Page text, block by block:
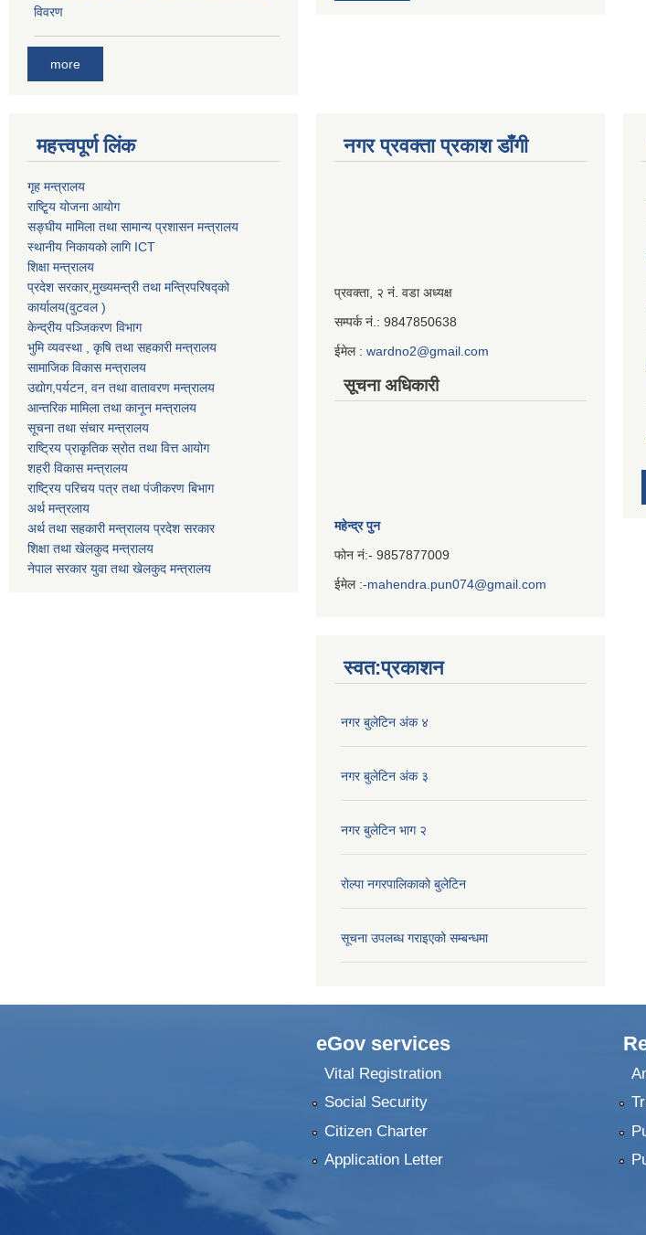
विवरण
more
महत्त्वपूर्ण लिंक
गृह मन्त्रालय
राष्टि्ृय योजना आयोग
सङ्घीय मामिला तथा सामान्य प्रशासन मन्त्रालय
स्थानीय निकायको लागि ICT
शिक्षा मन्त्रालय
प्रदेश सरकार,मुख्यमन्त्री तथा मन्त्रिपरिषद्को
कार्यालय(वुटवल )
केन्द्रीय पञ्जिकरण विभाग
भुमि व्यवस्था , कृषि तथा सहकारी मन्त्रालय
सामाजिक विकास मन्त्रालय
उद्याेग,पर्यटन, वन तथा वातावरण मन्त्रालय
आन्तरिक मामिला तथा कानून मन्त्रालय
सूचना तथा संचार मन्त्रालय
राष्ट्रिय प्राकृतिक स्रोत तथा वित्त आयोग
शहरी विकास मन्त्रालय
राष्ट्रिय परिचय पत्र तथा पंजीकरण बिभाग
अर्थ मन्त्रलाय
अर्थ तथा सहकारी मन्त्रालय प्रदेश सरकार
शिक्षा तथा खेलकुद मन्‍‍त्रालय
नेपाल सरकार युवा तथा खेलकुद मन्त्रालय
नगर प्रवक्ता प्रकाश डाँगी
Iframe
Generator
प्रवक्ता, २ नं. वडा अध्यक्ष
सम्पर्क नं.: 9847850638
ईमेल : wardno2@gmail.com
सूचना अधिकारी
महेन्द्र पुन
फोन नं:- 9857877009
ईमेल :-mahendra.pun074@gmail.com
स्वत:प्रकाशन
नगर बुलेटिन अंक ४
नगर बुलेटिन अंक ३
नगर बुलेटिन भाग २
रोल्पा नगरपालिकाको बुलेटिन
सूचना उपलब्ध गराइएको सम्बन्धमा
eGov services
Vital Registration
Social Security
Citizen Charter
Application Letter